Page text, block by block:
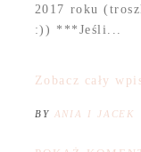
2017 roku
:)) ***Jeśli...
Zobacz cały
BY ANIA I JACEK